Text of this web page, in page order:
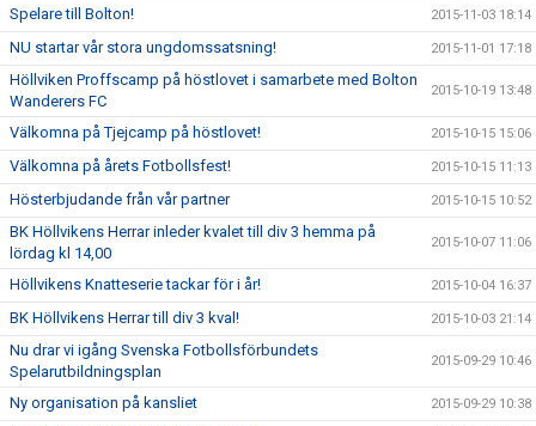
Spelare till Bolton! 2015-11-03 18:14
NU startar vår stora ungdomssatsning! 2015-11-01 17:18
Höllviken Proffscamp på höstlovet i samarbete med Bolton
Wanderers FC
2015-10-19 13:48
Välkomna på Tjejcamp på höstlovet! 2015-10-15 15:06
Välkomna på årets Fotbollsfest! 2015-10-15 11:13
Hösterbjudande från vår partner 2015-10-15 10:52
BK Höllvikens Herrar inleder kvalet till div 3 hemma på
lördag kl 14,00
2015-10-07 11:06
Höllvikens Knatteserie tackar för i år! 2015-10-04 16:37
BK Höllvikens Herrar till div 3 kval! 2015-10-03 21:14
Nu drar vi igång Svenska Fotbollsförbundets
Spelarutbildningsplan
2015-09-29 10:46
Ny organisation på kansliet 2015-09-29 10:38